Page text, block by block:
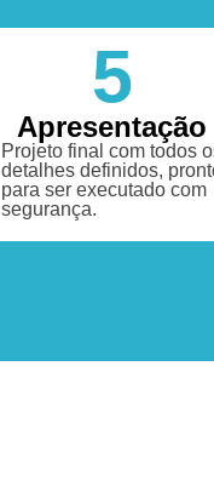
5
Apresentação
Projeto final com todos
detalhes definidos,
para ser executado com
segurança.